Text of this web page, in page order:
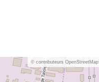
© contributeurs OpenStreetMap